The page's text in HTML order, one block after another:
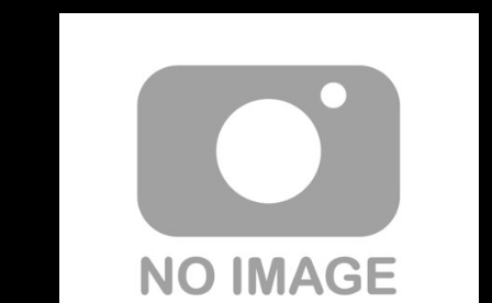
作者是榛名千紘 (神奈士郎)
eMBu?format=png 這作者我是這次事件才知道
他的 相信各位應該比我熟 簡單來說就是拿經典
百合作品神無月的巫女的腳色名稱 改寫成2女追
1男(原本是男幫女A追女B) (感謝westgatepark
大補充說明) 作品本身對女性描寫相當刻板和歧
視 還有百合全否定的發言 然後小說化的那篇貼
文下面一整排都表示「找這